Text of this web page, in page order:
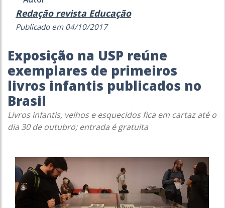
Redação revista Educação
Publicado em 04/10/2017
Exposição na USP reúne
exemplares de primeiros
livros infantis publicados no
Brasil
Livros infantis, velhos e esquecidosfica em cartaz até o
dia 30 de outubro; entrada é gratuita